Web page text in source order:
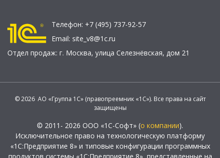
Телефон: +7 (495) 737-92-57
Email: site_v8@1c.ru
Отдел продаж: г. Москва, улица Селезнёвская, дом 21
© 2026 АО «Группа 1С» (правопреемник «1С»). Все права на сайт
защищены
© 2011- 2026 ООО «1С-Софт» (о компании).
Исключительное право на технологическую платформу
«1С:Предприятие 8» и типовые конфигурации программных